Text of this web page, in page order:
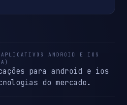
ANDROID E IOS
para android e ios
do mercado.